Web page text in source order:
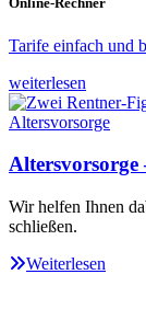
Tarife einfach und
weiterlesen
Altersvorsorge
Wir helfen Ihnen
schließen.
Weiterlesen